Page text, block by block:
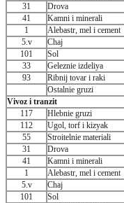
31
Drova
41
Kamni i minerali
1
Alebastr, mel i cement
5.v
Chaj
101
Sol
33
Geleznie izdeliya
93
Ribnij tovar i raki
Ostalnie gruzi
Vivoz i tranzit
117
Hlebnie gruzi
112
Ugol, torf i kizyak
55
Stroitelnie materiali
31
Drova
41
Kamni i minerali
1
Alebastr, mel i cement
5.v
Chaj
101
Sol